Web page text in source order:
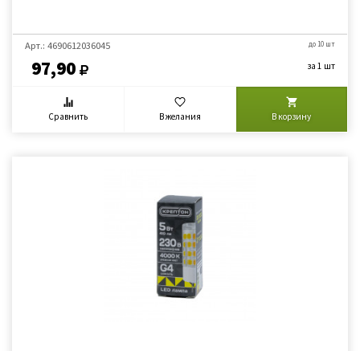
Арт.: 4690612036045
97,90
до 10 шт
за 1 шт
Сравнить В желания В корзину